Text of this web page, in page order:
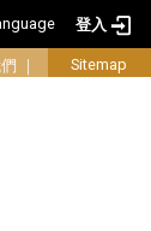
登入
｜ Sitemap